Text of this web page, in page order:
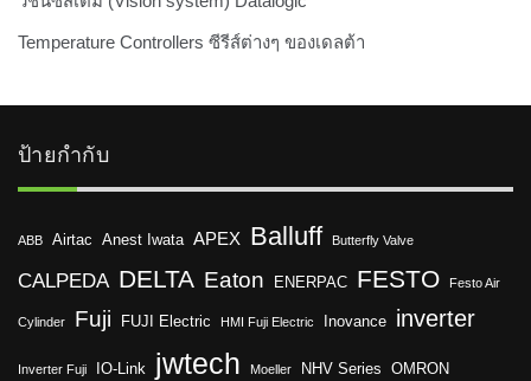
Temperature Controllers ซีรีส์ต่างๆ ของเดลต้า
ป้ายกำกับ
ABB Airtac Anest Iwata APEX Balluff Butterfly Valve
CALPEDA DELTA Eaton ENERPAC FESTO Festo Air
Cylinder Fuji FUJI Electric HMI Fuji Electric Inovance inverter
Inverter Fuji IO-Link jwtech Moeller NHV Series OMRON